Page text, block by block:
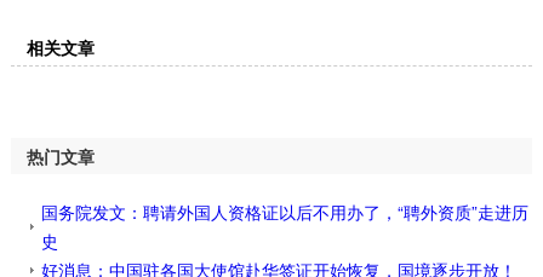
相关文章
热门文章
国务院发文：聘请外国人资格证以后不用办了，“聘外资质”走进历
史
好消息：中国驻各国大使馆赴华签证开始恢复，国境逐步开放！